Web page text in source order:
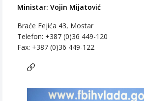
Ministar: Vojin Mijatović
Braće Fejića 43, Mostar
Telefon: +387 (0)36 449-120
Fax: +387 (0)36 449-122